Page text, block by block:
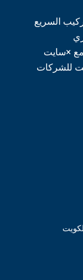
السريع
×سايت